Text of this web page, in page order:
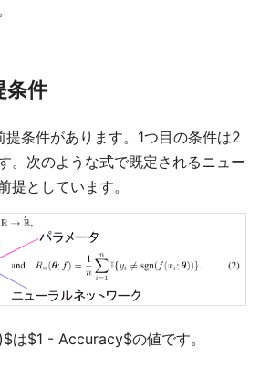
条件
条件があります。1つ目の条件は2
。次のような式で既定されるニュー
提としています。
は$1 - Accuracy$の値です。